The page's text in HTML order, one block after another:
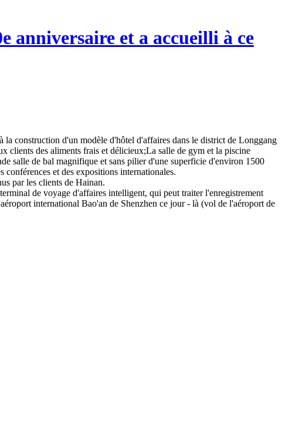
anniversaire et a accueilli à ce
la construction d'un modèle d'hôtel d'affaires dans le district de Longgang
clients des aliments frais et délicieux;La salle de gym et la piscine
salle de bal magnifique et sans pilier d'une superficie d'environ 1500
et des expositions internationales.
par les clients de Hainan.
de voyage d'affaires intelligent, qui peut traiter l'enregistrement
international Bao'an de Shenzhen ce jour - là (vol de l'aéroport de